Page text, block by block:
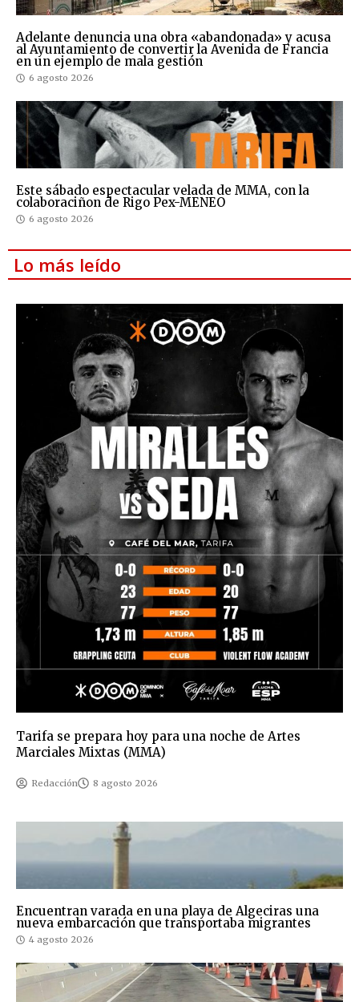
Adelante denuncia una obra «abandonada» y acusa
al Ayuntamiento de convertir la Avenida de Francia
en un ejemplo de mala gestión
6 agosto 2026
Este sábado espectacular velada de MMA, con la
colaboraciñon de Rigo Pex-MENEO
6 agosto 2026
Lo más leído
Tarifa se prepara hoy para una noche de Artes
Marciales Mixtas (MMA)
Redacción 8 agosto 2026
Encuentran varada en una playa de Algeciras una
nueva embarcación que transportaba migrantes
4 agosto 2026